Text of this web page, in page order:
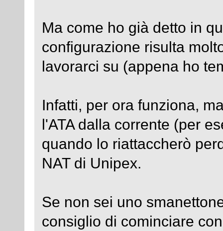
Ma come ho già detto in
configurazione risulta
lavorarci su (appena ho
Infatti, per ora funziona,
l'ATA dalla corrente (per
quando lo riattaccherò
NAT di Unipex.
Se non sei uno
consiglio di cominciare